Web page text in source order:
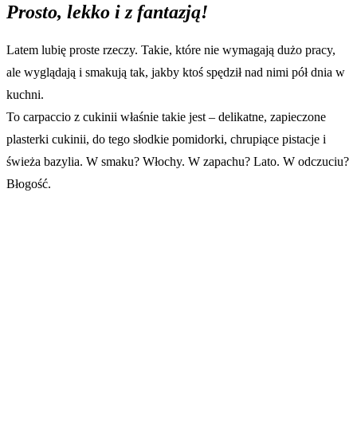
Prosto, lekko i z fantazją!
Latem lubię proste rzeczy. Takie, które nie wymagają dużo pracy,
ale wyglądają i smakują tak, jakby ktoś spędził nad nimi pół dnia w
kuchni.
To carpaccio z cukinii właśnie takie jest – delikatne, zapieczone
plasterki cukinii, do tego słodkie pomidorki, chrupiące pistacje i
świeża bazylia. W smaku? Włochy. W zapachu? Lato. W odczuciu?
Błogość.